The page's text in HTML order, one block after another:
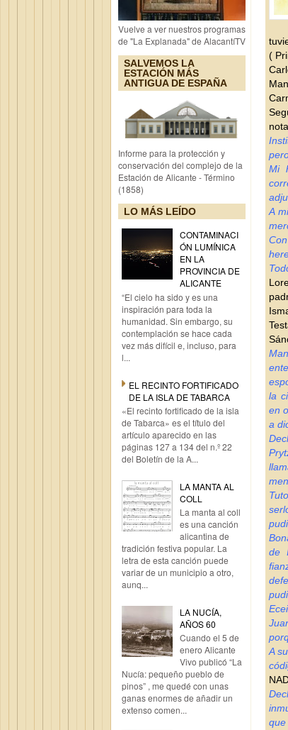
Vuelve a ver nuestros programas
de "La Explanada" de AlacantíTV
SALVEMOS LA
ESTACIÓN MÁS
ANTIGUA DE ESPAÑA
Informe para la protección y
conservación del complejo de la
Estación de Alicante - Término
(1858)
LO MÁS LEÍDO
CONTAMINACI
ÓN LUMÍNICA
EN LA
PROVINCIA DE
ALICANTE
“El cielo ha sido y es una
inspiración para toda la
humanidad. Sin embargo, su
contemplación se hace cada
vez más difícil e, incluso, para
l...
EL RECINTO FORTIFICADO
DE LA ISLA DE TABARCA
«El recinto fortificado de la isla
de Tabarca» es el título del
artículo aparecido en las
páginas 127 a 134 del n.º 22
del Boletín de la A...
LA MANTA AL
COLL
La manta al coll
es una canción
alicantina de
tradición festiva popular. La
letra de esta canción puede
variar de un municipio a otro,
aunq...
LA NUCÍA,
AÑOS 60
Cuando el 5 de
enero Alicante
Vivo publicó “La
Nucía: pequeño pueblo de
pinos” , me quedé con unas
ganas enormes de añadir un
extenso comen...
(
Mi
A
la
en
a
de
A